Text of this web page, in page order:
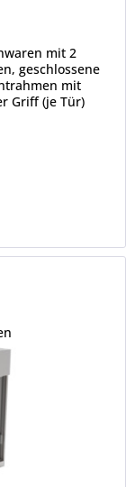
mit 2
geschlossene
mit
Griff (je Tür)